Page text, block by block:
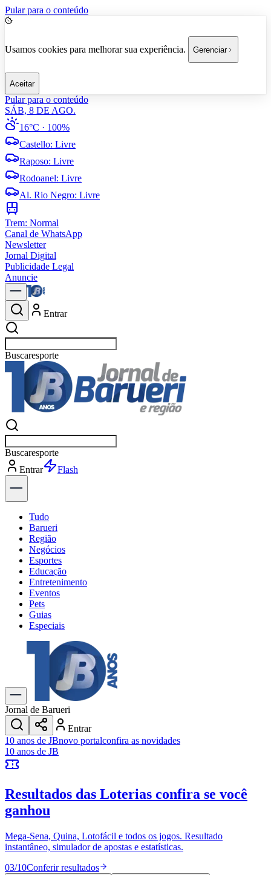
Pular para o conteúdo
Usamos cookies para melhorar sua experiência. Gerenciar
Aceitar
Pular para o conteúdo
SÁB, 8 DE AGO.
16°C · 100%
Castello: Livre
Raposo: Livre
Rodoanel: Livre
Al. Rio Negro: Livre
Trem: Normal
Canal de WhatsApp
Newsletter
Jornal Digital
Publicidade Legal
Anuncie
Entrar
Buscarpolítica
Buscarpolítica
Entrar
Explorar
Tudo
Barueri
Região
Negócios
Esportes
Educação
Entretenimento
Eventos
Pets
Guias
Especiais
Explore Tudo
Últimas Notícias
Previsão do Tempo
Trânsito e Rotas
Dia a Dia & Lazer
Transportes
Gastronomia
Cinema & Shows
JogosNovo
Anuncie no Portal
Cadastrar Empresa
Divulgar Vagas
Política
Esportes
Jornal de Barueri
Entrar
10 anos de JBnovo portalconfira as novidades
10 anos de JB
Resultados das Loterias confira se você
ganhou
Mega-Sena, Quina, Lotofácil e todos os jogos. Resultado
instantâneo, simulador de apostas e estatísticas.
03/10Conferir resultados